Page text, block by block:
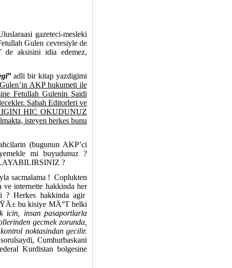
gazeteci-mesleki
Gulen cevresiyle de
de aksisini idia edemez,
”adli bir kitap yazdigimi
AKP hukumeti ile
Fetullah Gulenin Saidi
Sabah Editorleri ve
HIC OKUDUNUZ
isteyen herkes bunu
(bugunun AKP’ci
mi buyudunuz ?
?
sacmalama ! Coplukten
ve internette hakkinda her
? Herkes hakkinda agir
bu kisiye MÄ°T belki
icin, insan pasaportlarla
gecmek zorunda,
noktasindan gecilir.
Cumhurbaskani
Kurdistan bolgesine